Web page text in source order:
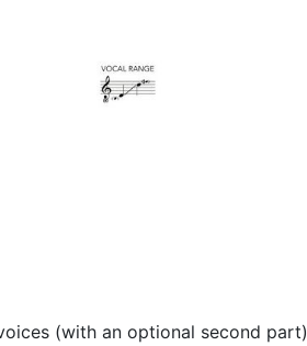
(with an optional second